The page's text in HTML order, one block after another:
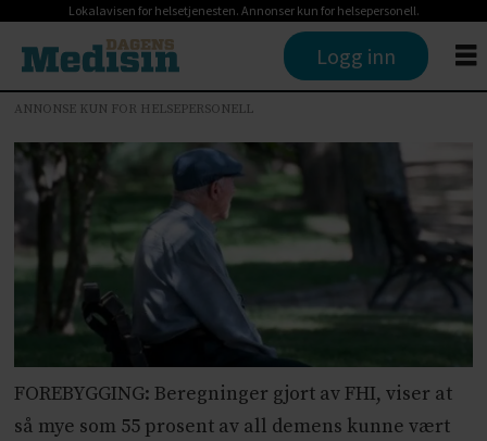
Lokalavisen for helsetjenesten. Annonser kun for helsepersonell.
Logg inn
ANNONSE KUN FOR HELSEPERSONELL
FOREBYGGING: Beregninger gjort av FHI, viser at
så mye som 55 prosent av all demens kunne vært